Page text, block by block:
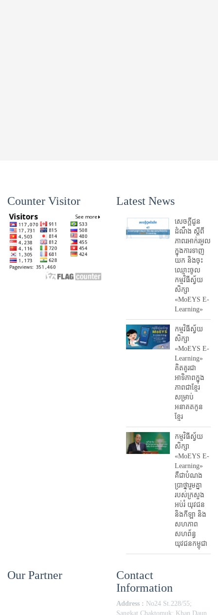
Counter Visitor Latest News
សេចក្តីជូន
ដំណឹង ស្តី​ពី
ភាព​រអាក់រអួល​
ក្នុងការ​ទាញ​
យក និង​ចុះ​
ឈ្មោះ​ចូល​
កម្មវិធី​ស្វ័យ
សិក្សា
«MoEYS E-
Learning»
កម្មវិធីស្វ័យ
សិក្សា
«MoEYS E-
Learning»
គិតគូរជា
អាទិភាពក្នុង
ភាពជាខ្មែរ
សម្រាប់
អនាគតកូន
ខ្មែរ
កម្មវិធីស្វ័យ
សិក្សា
«MoEYS E-
Learning»
គឺជាបំណង
ប្រាថ្នារួមគ្នា
របស់ក្រសួង
អប់រំ​ យុវជន
និងកីឡា និង
សហភាព
សហព័ន្ធ
យុវជនកម្ពុជា
Our Partner
Contact
Information
Address : No24 St.228/55;
Sangkat Chaktomuk; Khan Daun